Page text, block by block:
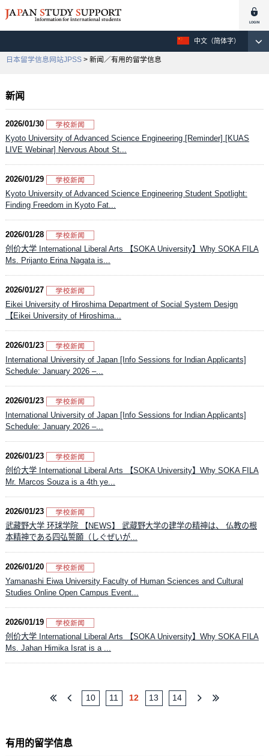
中文（简体字）
日本留学信息网站JPSS > 新闻／有用的留学信息
新闻
2026/01/30
Kyoto University of Advanced Science Engineering [Reminder] [KUAS
LIVE Webinar] Nervous About St...
2026/01/29
Kyoto University of Advanced Science Engineering Student Spotlight:
Finding Freedom in Kyoto Fat...
2026/01/28
创价大学 International Liberal Arts 【SOKA University】Why SOKA FILA
Ms. Prijanto Erina Nagata is...
2026/01/27
Eikei University of Hiroshima Department of Social System Design
【Eikei University of Hiroshima...
2026/01/23
International University of Japan [Info Sessions for Indian Applicants]
Schedule: January 2026 –...
2026/01/23
International University of Japan [Info Sessions for Indian Applicants]
Schedule: January 2026 –...
2026/01/23
创价大学 International Liberal Arts 【SOKA University】Why SOKA FILA
Mr. Marcos Souza is a 4th ye...
2026/01/23
武藏野大学 环球学院 【NEWS】 武蔵野大学の建学の精神は、 仏教の根
本精神である四弘誓願（しぐぜいが...
2026/01/20
Yamanashi Eiwa University Faculty of Human Sciences and Cultural
Studies Online Open Campus Event...
2026/01/19
创价大学 International Liberal Arts 【SOKA University】Why SOKA FILA
Ms. Jahan Himika Israt is a ...
10 11 12 13 14
有用的留学信息